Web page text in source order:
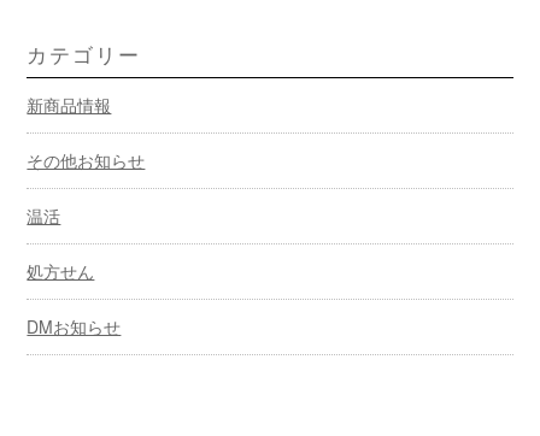
カテゴリー
新商品情報
その他お知らせ
温活
処方せん
DMお知らせ